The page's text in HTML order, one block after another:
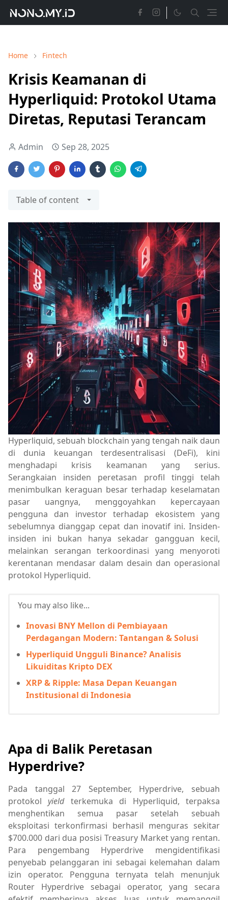
Home Fintech
Krisis Keamanan di
Hyperliquid: Protokol Utama
Diretas, Reputasi Terancam
Admin Sep 28, 2025
Table of content
Hyperliquid, sebuah blockchain yang tengah naik daun
di dunia keuangan terdesentralisasi (DeFi), kini
menghadapi krisis keamanan yang serius.
Serangkaian insiden peretasan profil tinggi telah
menimbulkan keraguan besar terhadap keselamatan
pasar uangnya, menggoyahkan kepercayaan
pengguna dan investor terhadap ekosistem yang
sebelumnya dianggap cepat dan inovatif ini. Insiden-
insiden ini bukan hanya sekadar gangguan kecil,
melainkan serangan terkoordinasi yang menyoroti
kerentanan mendasar dalam desain dan operasional
protokol Hyperliquid.
You may also like...
Inovasi BNY Mellon di Pembiayaan
Perdagangan Modern: Tantangan & Solusi
Hyperliquid Ungguli Binance? Analisis
Likuiditas Kripto DEX
XRP & Ripple: Masa Depan Keuangan
Institusional di Indonesia
Apa di Balik Peretasan
Hyperdrive?
Pada tanggal 27 September, Hyperdrive, sebuah
protokolyieldterkemuka di Hyperliquid, terpaksa
menghentikan semua pasar setelah sebuah
eksploitasi terkonfirmasi berhasil menguras sekitar
$700.000 dari dua posisi Treasury Market yang rentan.
Para pengembang Hyperdrive mengidentifikasi
penyebab pelanggaran ini sebagai kelemahan dalam
izin operator. Pengguna ternyata telah menunjuk
Router Hyperdrive sebagai operator, yang secara